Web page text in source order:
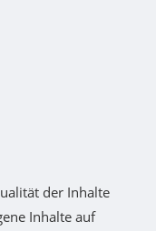
der Inhalte
Inhalte auf